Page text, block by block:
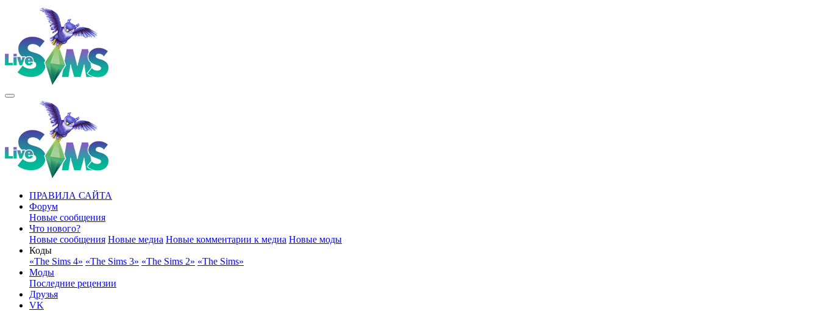
ПРАВИЛА САЙТА
Форум
Новые сообщения
Что нового?
Новые сообщения Новые медиа Новые комментарии к медиа Новые моды
Коды
«The Sims 4» «The Sims 3» «The Sims 2» «The Sims»
Моды
Последние рецензии
Друзья
VK